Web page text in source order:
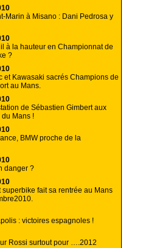
Marin à Misano : Dani Pedrosa y
à la hauteur en Championnat de
?
et Kawasaki sacrés Champions de
au Mans.
de Sébastien Gimbert aux
Mans !
BMW proche de la
danger ?
superbike fait sa rentrée au Mans
: victoires espagnoles !
Rossi surtout pour ….2012